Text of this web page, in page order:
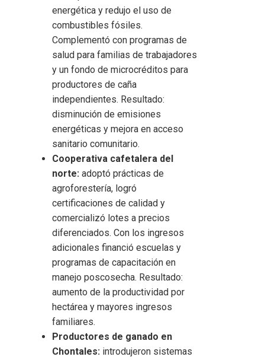
energética y redujo el uso de
combustibles fósiles.
Complementó con programas de
salud para familias de trabajadores
y un fondo de microcréditos para
productores de caña
independientes. Resultado:
disminución de emisiones
energéticas y mejora en acceso
sanitario comunitario.
Cooperativa cafetalera del
norte: adoptó prácticas de
agroforestería, logró
certificaciones de calidad y
comercializó lotes a precios
diferenciados. Con los ingresos
adicionales financió escuelas y
programas de capacitación en
manejo poscosecha. Resultado:
aumento de la productividad por
hectárea y mayores ingresos
familiares.
Productores de ganado en
Chontales: introdujeron sistemas